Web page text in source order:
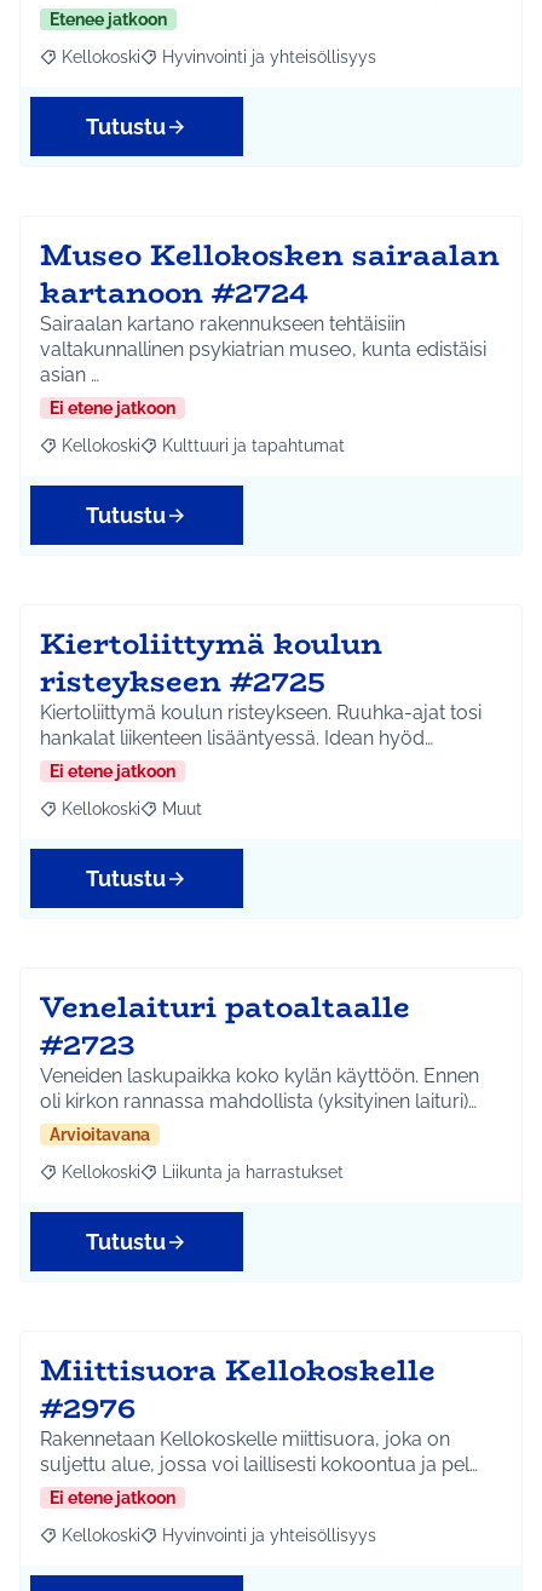
Etenee jatkoon
Rajaa tulokset aihepiirin mukaan: Kellokoski
Kellokoski Rajaa tulokset teeman mukaan: Hyvinvointi ja
Hyvinvointi ja yhteisöllisyys
Tutustu
Museo Kellokosken sairaalan
kartanoon #2724
Sairaalan kartano rakennukseen tehtäisiin
valtakunnallinen psykiatrian museo, kunta edistäisi
asian …
Ei etene jatkoon
Rajaa tulokset aihepiirin mukaan: Kellokoski
Kellokoski Rajaa tulokset teeman mukaan: Kulttuuri ja
Kulttuuri ja tapahtumat
Tutustu
Kiertoliittymä koulun
risteykseen #2725
Kiertoliittymä koulun risteykseen. Ruuhka-ajat tosi
hankalat liikenteen lisääntyessä. Idean hyöd…
Ei etene jatkoon
Rajaa tulokset aihepiirin mukaan: Kellokoski
Kellokoski Rajaa tulokset teeman mukaan: Muut
Muut
Tutustu
Venelaituri patoaltaalle
#2723
Veneiden laskupaikka koko kylän käyttöön. Ennen
oli kirkon rannassa mahdollista (yksityinen laituri)…
Arvioitavana
Rajaa tulokset aihepiirin mukaan: Kellokoski
Kellokoski Rajaa tulokset teeman mukaan: Liikunta ja
Liikunta ja harrastukset
Tutustu
Miittisuora Kellokoskelle
#2976
Rakennetaan Kellokoskelle miittisuora, joka on
suljettu alue, jossa voi laillisesti kokoontua ja pel…
Ei etene jatkoon
Rajaa tulokset aihepiirin mukaan: Kellokoski
Kellokoski Rajaa tulokset teeman mukaan: Hyvinvointi ja
Hyvinvointi ja yhteisöllisyys